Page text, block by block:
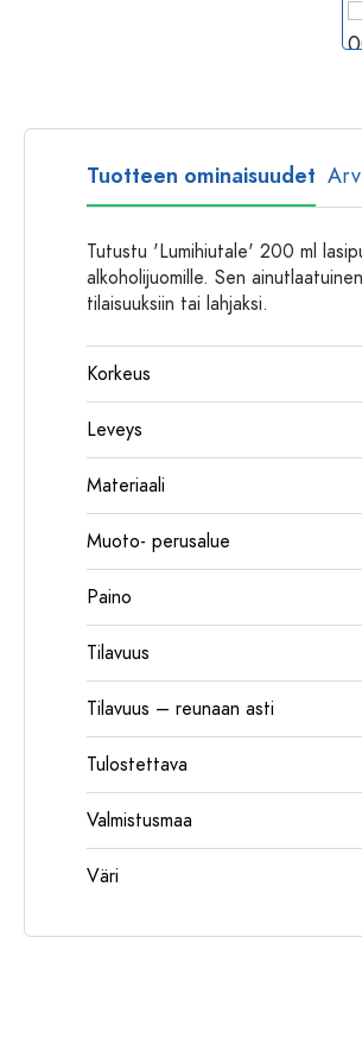
Tuotteen ominaisuudet
Tutustu 'Lumihiutale' 200 ml
alkoholijuomille. Sen
tilaisuuksiin tai lahjaksi.
Korkeus
Leveys
Materiaali
Muoto- perusalue
Paino
Tilavuus
Tilavuus – reunaan asti
Tulostettava
Valmistusmaa
Väri